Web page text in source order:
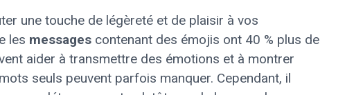
une touche de légèreté et de plaisir à vos
les messages contenant des émojis ont 40 % plus de
aider à transmettre des émotions et à montrer
seuls peuvent parfois manquer. Cependant, il